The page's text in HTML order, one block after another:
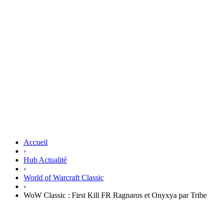
Accueil
›
Hub Actualité
›
World of Warcraft Classic
›
WoW Classic : First Kill FR Ragnaros et Onyxya par Tribe